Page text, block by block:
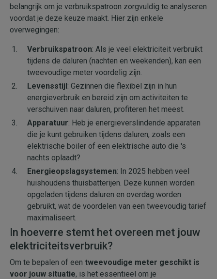
belangrijk om je verbruikspatroon zorgvuldig te analyseren
voordat je deze keuze maakt. Hier zijn enkele
overwegingen:
Verbruikspatroon: Als je veel elektriciteit verbruikt
tijdens de daluren (nachten en weekenden), kan een
tweevoudige meter voordelig zijn.
Levensstijl: Gezinnen die flexibel zijn in hun
energieverbruik en bereid zijn om activiteiten te
verschuiven naar daluren, profiteren het meest.
Apparatuur: Heb je energieverslindende apparaten
die je kunt gebruiken tijdens daluren, zoals een
elektrische boiler of een elektrische auto die 's
nachts oplaadt?
Energieopslagsystemen: In 2025 hebben veel
huishoudens thuisbatterijen. Deze kunnen worden
opgeladen tijdens daluren en overdag worden
gebruikt, wat de voordelen van een tweevoudig tarief
maximaliseert.
In hoeverre stemt het overeen met jouw
elektriciteitsverbruik?
Om te bepalen of een tweevoudige meter geschikt is
voor jouw situatie, is het essentieel om je